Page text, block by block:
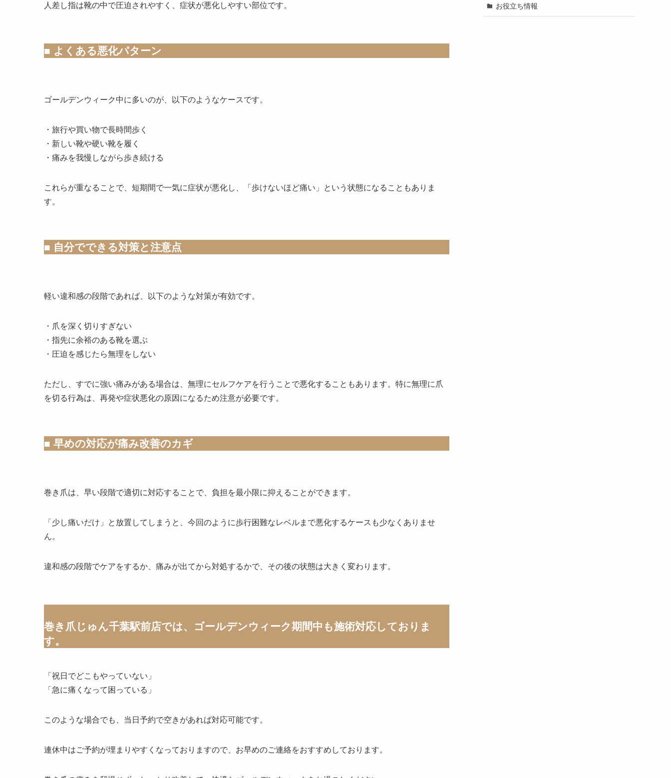
人差し指は靴の中で圧迫されやすく、症状が悪化しやすい部位です。
■ よくある悪化パターン
ゴールデンウィーク中に多いのが、以下のようなケースです。
・旅行や買い物で長時間歩く
・新しい靴や硬い靴を履く
・痛みを我慢しながら歩き続ける
これらが重なることで、短期間で一気に症状が悪化し、「歩けないほど痛い」という状態になることもありま
す。
■ 自分でできる対策と注意点
軽い違和感の段階であれば、以下のような対策が有効です。
・爪を深く切りすぎない
・指先に余裕のある靴を選ぶ
・圧迫を感じたら無理をしない
ただし、すでに強い痛みがある場合は、無理にセルフケアを行うことで悪化することもあります。特に無理に爪
を切る行為は、再発や症状悪化の原因になるため注意が必要です。
■ 早めの対応が痛み改善のカギ
巻き爪は、早い段階で適切に対応することで、負担を最小限に抑えることができます。
「少し痛いだけ」と放置してしまうと、今回のように歩行困難なレベルまで悪化するケースも少なくありませ
ん。
違和感の段階でケアをするか、痛みが出てから対処するかで、その後の状態は大きく変わります。
巻き爪じゅん千葉駅前店では、ゴールデンウィーク期間中も施術対応しておりま
す。
「祝日でどこもやっていない」
「急に痛くなって困っている」
このような場合でも、当日予約で空きがあれば対応可能です。
連休中はご予約が埋まりやすくなっておりますので、お早めのご連絡をおすすめしております。
お役立ち情報